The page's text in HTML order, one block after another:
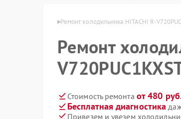
Ремонт холодильника HITACHI R-
Ремонт
Стоимость ремонта от 480
Бесплатная диагностика
Привезем и увезем